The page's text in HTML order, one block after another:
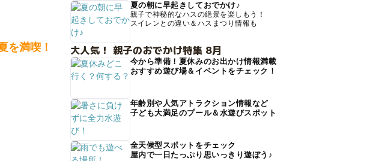
を満喫！
夏の朝に早起きしておでかけ♪
親子で神秘的なハスの絶景を楽しもう！
スイレンとの違い＆ハスまつり情報も
大人気！ 親子のおでかけ特集 8月
今から準備！夏休みのお出かけ情報満載
おすすめ遊び場＆イベントをチェック！
年齢別や人気アトラクション情報など
子ども大満足のプール＆水遊びスポット
全天候型スポットをチェック
屋内で一日たっぷり思いっきり遊ぼう♪